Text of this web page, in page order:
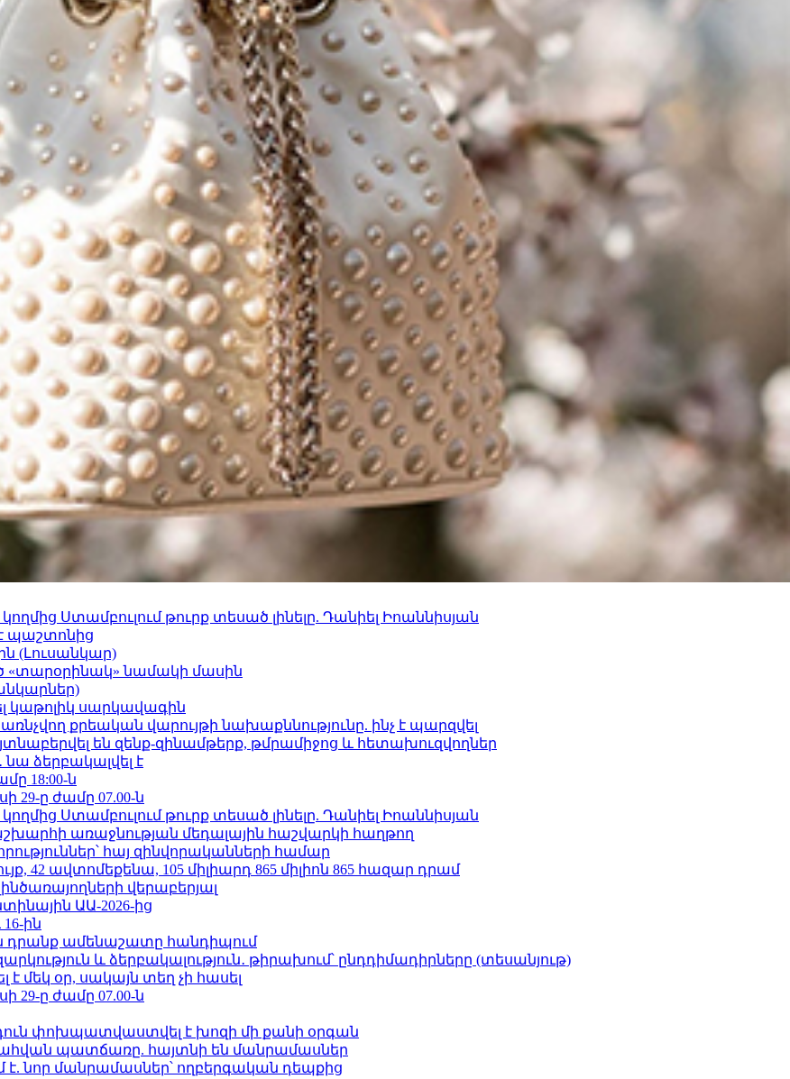
Ստամբուլում թուրք տեսած լինելը. Դանիել Իոաննիսյան
պաշտոնից
(Լուսանկար)
«տարօրինակ» նամակի մասին
կաթոլիկ սարկավագին
առնչվող քրեական վարույթի նախաքննությունը. ինչ է պարզվել
են զենք-զինամթերք, թմրամիջոց և հետախուզվողներ
ձերբակալվել է
18:00-ն
29-ը ժամը 07.00-ն
Ստամբուլում թուրք տեսած լինելը. Դանիել Իոաննիսյան
առաջնության մեդալային հաշվարկի հաղթող
հայ զինվորականների համար
42 ավտոմեքենա, 105 միլիարդ 865 միլիոն 865 հազար դրամ
վերաբերյալ
ԱԱ-2026-ից
ին
դրանք ամենաշատը հանդիպում
և ձերբակալություն․ թիրախում՝ ընդդիմադիրները (տեսանյութ)
մեկ օր, սակայն տեղ չի հասել
29-ը ժամը 07.00-ն
փոխպատվաստվել է խոզի մի քանի օրգան
պատճառը. հայտնի են մանրամասներ
է. նոր մանրամասներ՝ ողբերգական դեպքից